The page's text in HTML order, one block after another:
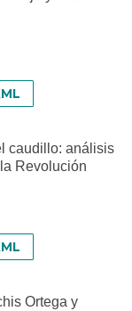
caudillo: análisis
Revolución
Ortega y